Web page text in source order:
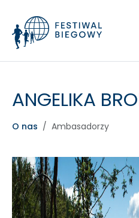
ANGELIKA
O nas Ambasadorzy